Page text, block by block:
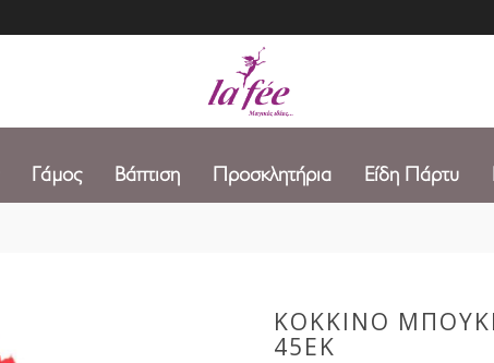
Γάμος Βάπτιση Προσκλητήρια Είδη Πάρτυ
ΚΟΚΚΙΝΟ
45ΕΚ